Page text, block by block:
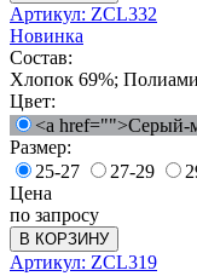
Артикул: ZCL332
Новинка
Состав:
Хлопок 69%;
Цвет:
<a href="">Серый-
Размер:
25-27
27-29
Цена
по запросу
В КОРЗИНУ
Артикул: ZCL319